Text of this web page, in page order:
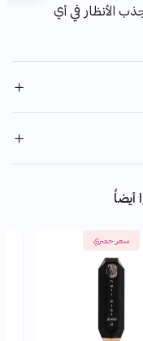
الأنظار في أي
أيضاً
سعر حصري